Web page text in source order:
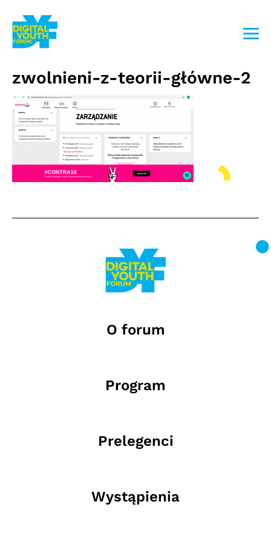
treści
zwolnieni-z-teorii-główne-2
O forum
Program
Prelegenci
Wystąpienia